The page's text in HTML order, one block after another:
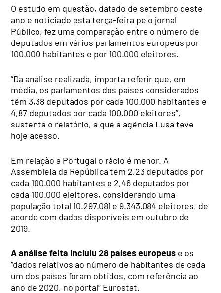
O estudo em questão, datado de setembro deste
ano e noticiado esta terça-feira pelo jornal
Público, fez uma comparação entre o número de
deputados em vários parlamentos europeus por
100.000 habitantes e por 100.000 eleitores.
“Da análise realizada, importa referir que, em
média, os parlamentos dos países considerados
têm 3,38 deputados por cada 100.000 habitantes e
4,87 deputados por cada 100.000 eleitores”,
sustenta o relatório, a que a agência Lusa teve
hoje acesso.
Em relação a Portugal o rácio é menor. A
Assembleia da República tem 2,23 deputados por
cada 100.000 habitantes e 2,46 deputados por
cada 100.000 eleitores, considerando uma
população total 10.297.081 e 9.343.084 eleitores, de
acordo com dados disponíveis em outubro de
2019.
A análise feita incluiu 28 países europeus e os
“dados relativos ao número de habitantes de cada
um dos países foram obtidos, com referência ao
ano de 2020, no portal” Eurostat.